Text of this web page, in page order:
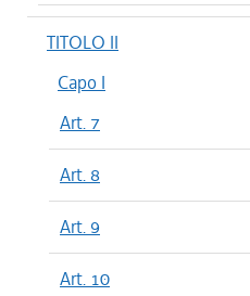
TITOLO II
Capo I
Art. 7
Art. 8
Art. 9
Art. 10